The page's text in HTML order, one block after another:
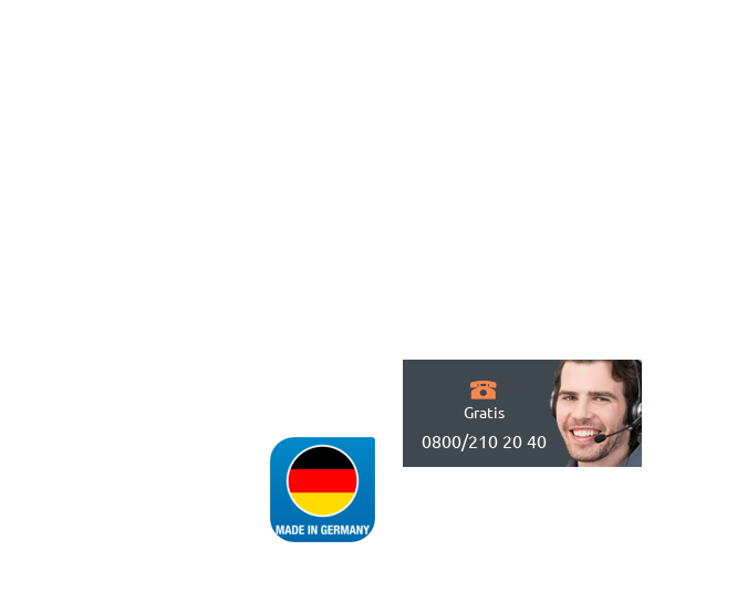
Gratis
0800/210 20 40